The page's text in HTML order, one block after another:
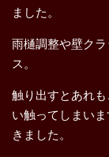
ました。
雨樋調整や壁ク
ス。
触り出すとあれ
い触ってしまい
きました。